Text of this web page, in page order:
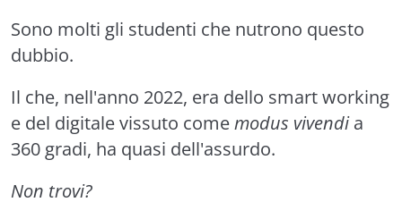
Sono molti gli studenti che nutrono questo
dubbio.
Il che, nell'anno 2022, era dello smart working
e del digitale vissuto comemodus vivendia
360 gradi, ha quasi dell'assurdo.
Non trovi?